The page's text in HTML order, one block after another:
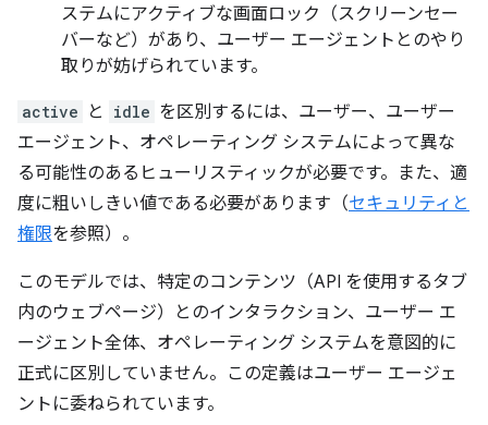
ステムにアクティブな画面ロック（スクリーンセー
バーなど）があり、ユーザー エージェントとのやり
取りが妨げられています。
active と idle を区別するには、ユーザー、ユーザー
エージェント、オペレーティング システムによって異な
る可能性のあるヒューリスティックが必要です。また、適
度に粗いしきい値である必要があります（セキュリティと
権限を参照）。
このモデルでは、特定のコンテンツ（API を使用するタブ
内のウェブページ）とのインタラクション、ユーザー エ
ージェント全体、オペレーティング システムを意図的に
正式に区別していません。この定義はユーザー エージェ
ントに委ねられています。